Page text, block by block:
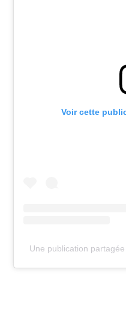
Voir cette
Une publication